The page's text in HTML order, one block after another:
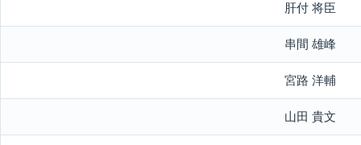
肝付 将臣
串間 雄峰
宮路 洋輔
山田 貴文